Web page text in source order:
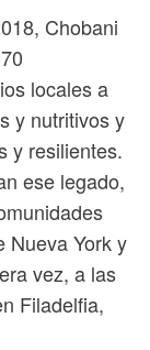
Chobani
locales a
y nutritivos y
y resilientes.
ese legado,
Nueva York y
vez, a las
Filadelfia,